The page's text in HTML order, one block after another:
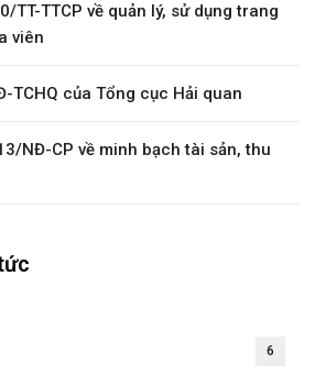
TT-TTCP về quản lý, sử dụng trang
viên
TCHQ của Tổng cục Hải quan
NĐ-CP về minh bạch tài sản, thu
6